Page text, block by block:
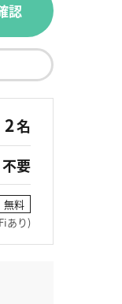
認
2名
不要
無料
あり)